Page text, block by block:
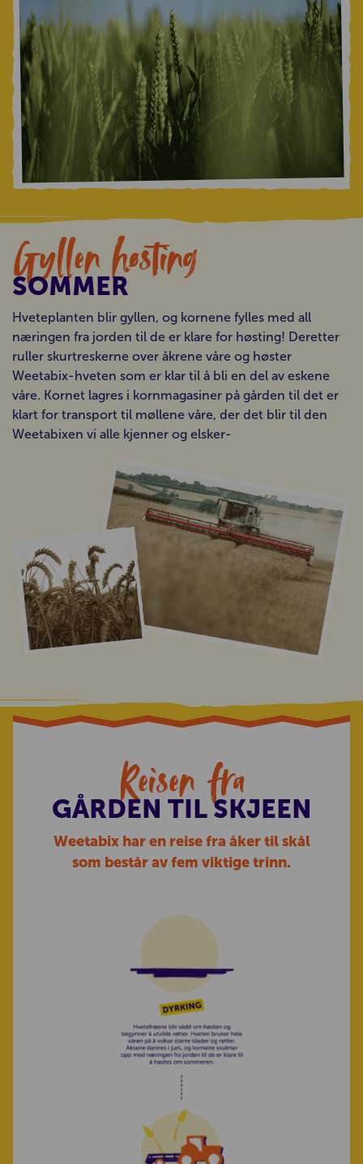
Gyllen høsting
SOMMER
Hveteplanten blir gyllen, og kornene fylles med all
næringen fra jorden til de er klare for høsting! Deretter
ruller skurtreskerne over åkrene våre og høster
Weetabix-hveten som er klar til å bli en del av eskene
våre. Kornet lagres i kornmagasiner på gården til det er
klart for transport til møllene våre, der det blir til den
Weetabixen vi alle kjenner og elsker-
Reisen fra
GÅRDEN TIL SKJEEN
Weetabix har en reise fra åker til skål
som består av fem viktige trinn.